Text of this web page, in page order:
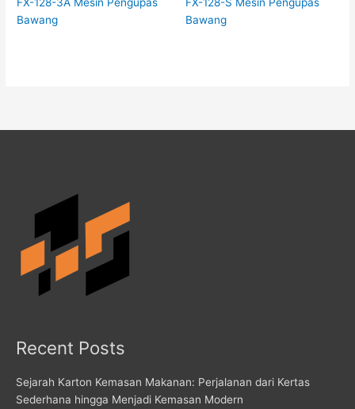
FX-128-3A Mesin Pengupas
Bawang
FX-128-S Mesin Pengupas
Bawang
Recent Posts
Sejarah Karton Kemasan Makanan: Perjalanan dari Kertas
Sederhana hingga Menjadi Kemasan Modern